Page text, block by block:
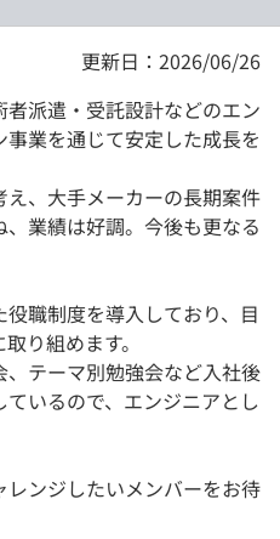
更新日：2026/06/26
派遣・受託設計などのエン
業を通じて安定した成長を
、大手メーカーの長期案件
業績は好調。今後も更なる
職制度を導入しており、目
り組めます。
テーマ別勉強会など入社後
いるので、エンジニアとし
ンジしたいメンバーをお待